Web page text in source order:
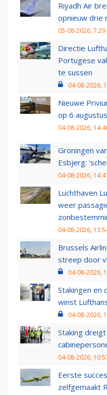
Riyadh Air
opnieuw drie
05-08-2026, 7:29
Directie
Portugese
te sussen
04-08-2026,
Nieuwe
op 6
04-08-2026,
Groningen
Esbjerg:
04-08-2026, 14:41
Luchthaven
weer
04-08-2026,
Brussels
streep door
04-08-2026,
Stakingen en
winst
04-08-2026,
Staking
04-08-2026,
Eerste
zelfgemaakt